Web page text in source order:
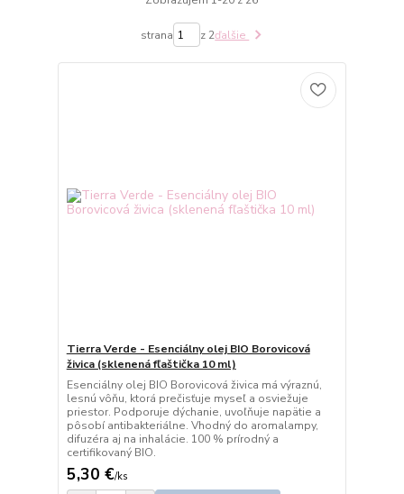
strana z 2ďalšie
Tierra Verde - Esenciálny olej BIO Borovicová
živica (sklenená fľaštička 10 ml)
Esenciálny olej BIO Borovicová živica má výraznú,
lesnú vôňu, ktorá prečisťuje myseľ a osviežuje
priestor. Podporuje dýchanie, uvoľňuje napätie a
pôsobí antibakteriálne. Vhodný do aromalampy,
difuzéra aj na inhalácie. 100 % prírodný a
certifikovaný BIO.
5,30 €/ks